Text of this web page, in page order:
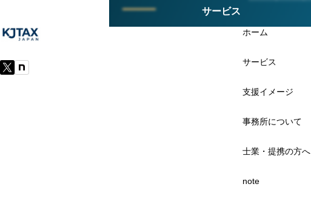
サービス
ホーム
サービス
支援イメージ
事務所について
士業・提携の方へ
note